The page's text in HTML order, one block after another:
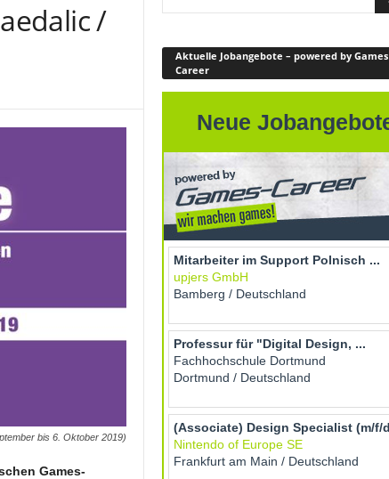
/
bis 6. Oktober 2019)
Games-
Aktuelle Jobangebote – powered by Games
Career